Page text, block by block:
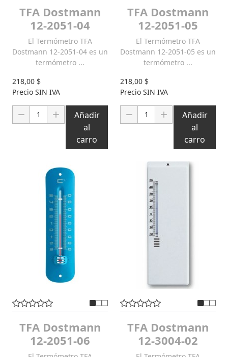
TFA Dostmann
12-2051-04
El Termómetro TFA
Dostmann 12-2051-04 es un
termómetro ...
218,00 $
Precio SIN IVA
Cantidad:
Añadir
al
carro
TFA Dostmann
12-2051-05
El Termómetro TFA
Dostmann 12-2051-05 es un
termómetro ...
218,00 $
Precio SIN IVA
Cantidad:
Añadir
al
carro
TFA Dostmann
12-2051-06
TFA Dostmann
12-3004-02